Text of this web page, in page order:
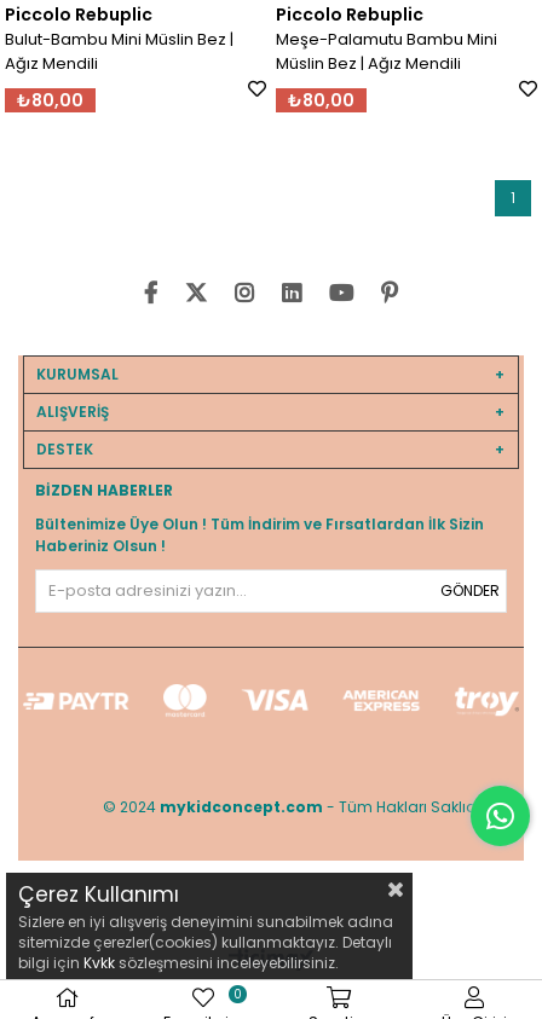
Piccolo Rebuplic
Bulut-Bambu Mini Müslin Bez |
Ağız Mendili
₺80,00
Piccolo Rebuplic
Meşe-Palamutu Bambu Mini
Müslin Bez | Ağız Mendili
₺80,00
1
KURUMSAL
ALIŞVERİŞ
DESTEK
BIZDEN HABERLER
Bültenimize Üye Olun ! Tüm İndirim ve Fırsatlardan İlk Sizin
Haberiniz Olsun !
GÖNDER
© 2024 mykidconcept.com - Tüm Hakları Saklıdır.
Çerez Kullanımı
Sizlere en iyi alışveriş deneyimini sunabilmek adına
sitemizde çerezler(cookies) kullanmaktayız. Detaylı
bilgi için Kvkk sözleşmesini inceleyebilirsiniz.
0